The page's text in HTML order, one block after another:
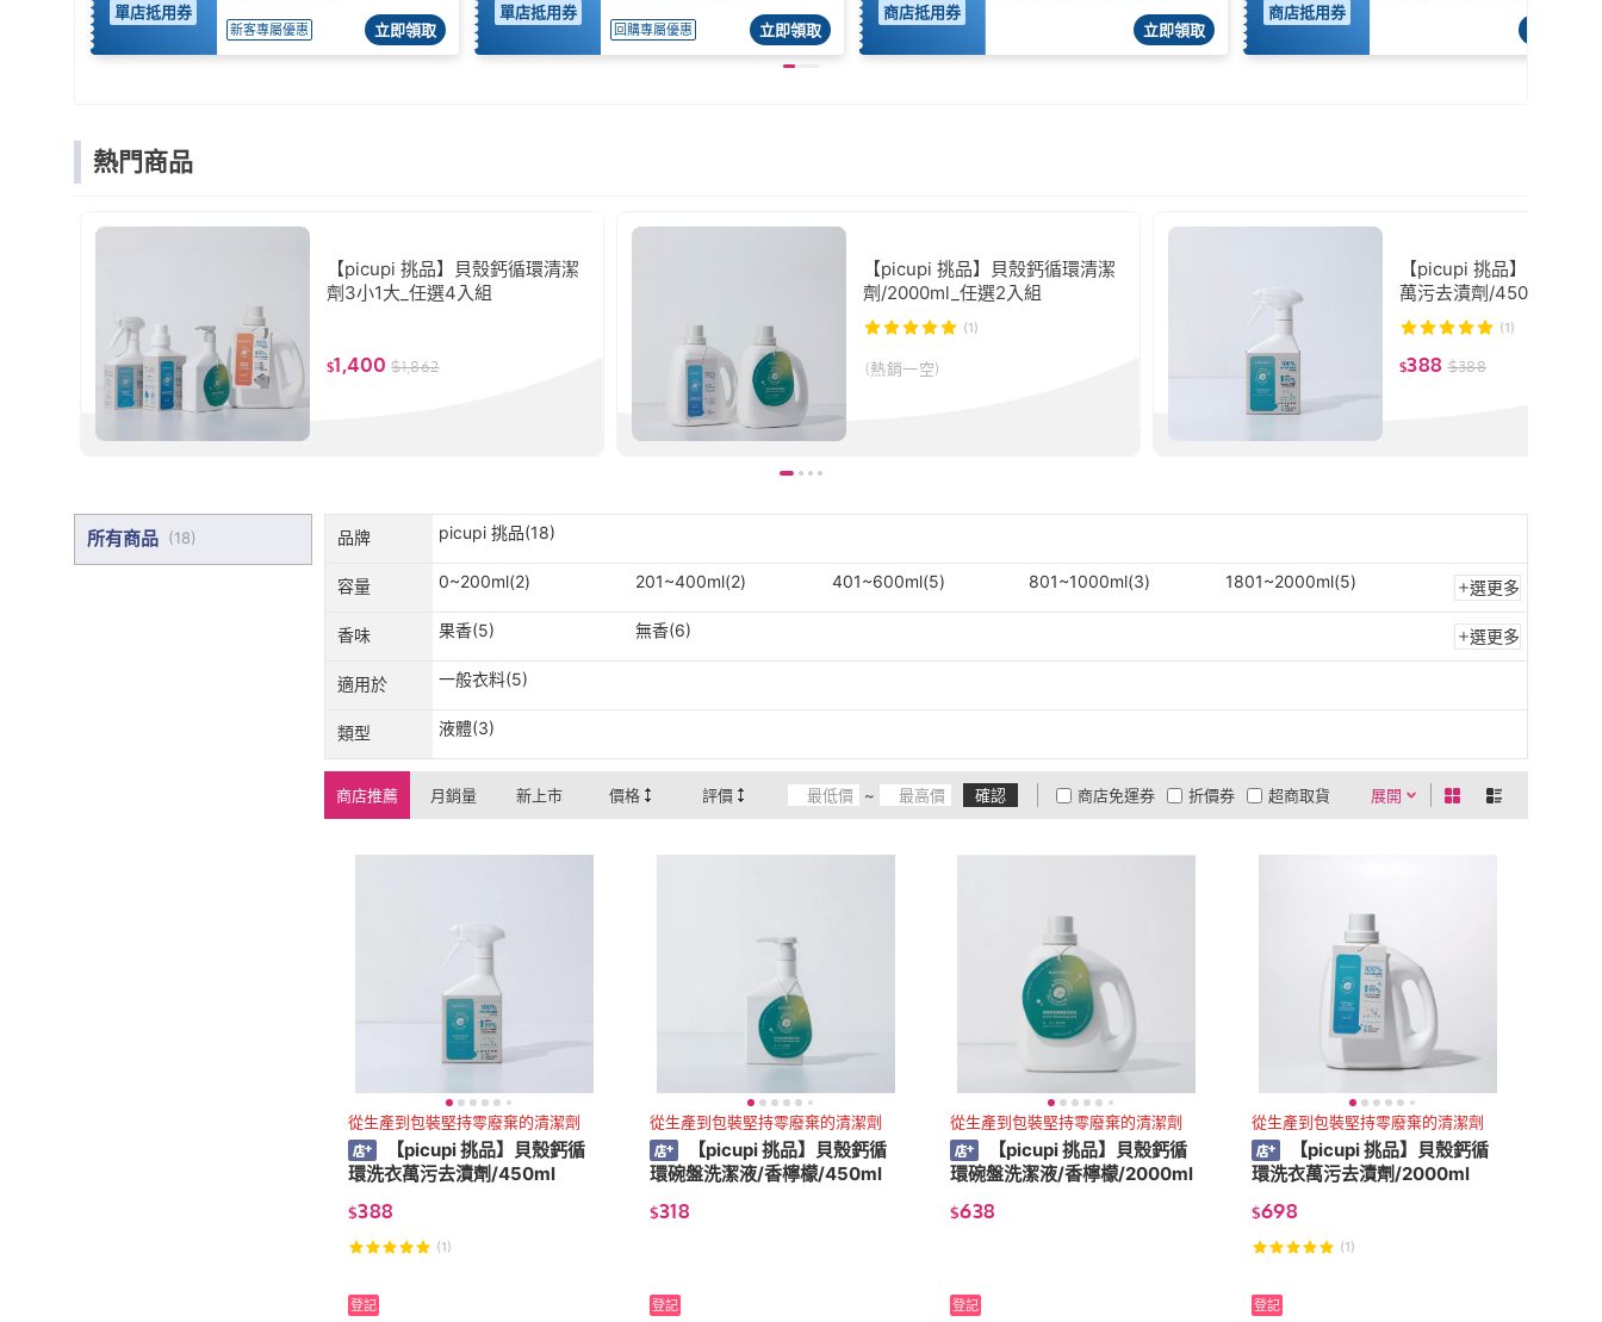
單店抵用券
新客專屬優惠 立即領取
單店抵用券
回購專屬優惠 立即領取
商店抵用券
立即領取
商店抵用券
熱門商品
【picupi 挑品】貝殼鈣循環清潔
劑3小1大_任選4入組
$1,400 $1,862
【picupi 挑品】貝殼鈣循環清潔
劑/2000ml_任選2入組
(1)
(熱銷一空)
【picupi 挑品】貝殼鈣
萬污去漬劑/450ml
(1)
$388 $388
所有商品 (18) 品牌 picupi 挑品(18)
容量 0~200ml(2) 201~400ml(2) 401~600ml(5) 801~1000ml(3) 1801~2000ml(5) 選更多
香味 果香(5) 無香(6) 選更多
適用於 一般衣料(5)
類型 液體(3)
商店推薦 月銷量 新上市 價格 評價 ~ 確認 展開
折價券
有影片
商品有量
超商取貨
商店免運券
0利率
從生產到包裝堅持零廢棄的清潔劑
【picupi 挑品】貝殼鈣循
環洗衣萬污去漬劑/450ml
$388
(1)
登記
從生產到包裝堅持零廢棄的清潔劑
【picupi 挑品】貝殼鈣循
環碗盤洗潔液/香檸檬/450ml
$318
登記
從生產到包裝堅持零廢棄的清潔劑
【picupi 挑品】貝殼鈣循
環碗盤洗潔液/香檸檬/2000ml
$638
登記
從生產到包裝堅持零廢棄的清潔劑
【picupi 挑品】貝殼鈣循
環洗衣萬污去漬劑/2000ml
$698
(1)
登記